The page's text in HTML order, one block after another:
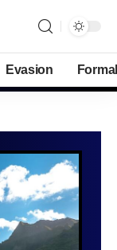
Evasion